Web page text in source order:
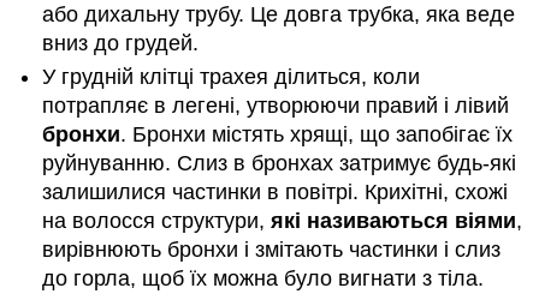
або дихальну трубу. Це довга трубка, яка веде
вниз до грудей.
У грудній клітці трахея ділиться, коли
потрапляє в легені, утворюючи правий і лівий
бронхи. Бронхи містять хрящі, що запобігає їх
руйнуванню. Слиз в бронхах затримує будь-які
залишилися частинки в повітрі. Крихітні, схожі
на волосся структури,які називаються віями,
вирівнюють бронхи і змітають частинки і слиз
до горла, щоб їх можна було вигнати з тіла.